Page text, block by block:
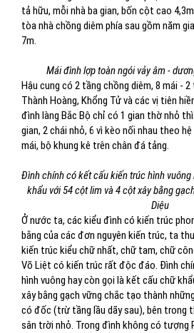
tả hữu, mỗi nhà ba gian, bốn cột cao
tòa nhà chồng diêm phía sau gồm năm
7m.
Mái đình lợp toàn ngói vảy âm -
Hậu cung có 2 tầng chồng diêm, 8 mái -
Thành Hoàng, Khổng Tử và các vị tiên
đình làng Bắc Bộ chỉ có 1 gian thờ nhỏ
gian, 2 chái nhỏ, 6 vì kèo nối nhau theo
mái, bộ khung kê trên chân đá tảng.
Đình chính có kết cấu kiến trúc hình
khẩu với 54 cột lim và 4 cột xây bằng
Diệu
Ở nước ta, các kiểu đình có kiến trúc
bằng của các đơn nguyên kiến trúc, ta
kiến trúc kiểu chữ nhất, chữ tam, chữ
Võ Liệt có kiến trúc rất độc đáo. Đình
hình vuông hay còn gọi là kết cấu chữ
xây bằng gạch vững chắc tạo thành
có đốc (trừ tầng lầu dãy sau), bên trong
sân trời nhỏ. Trong đình không có tượng